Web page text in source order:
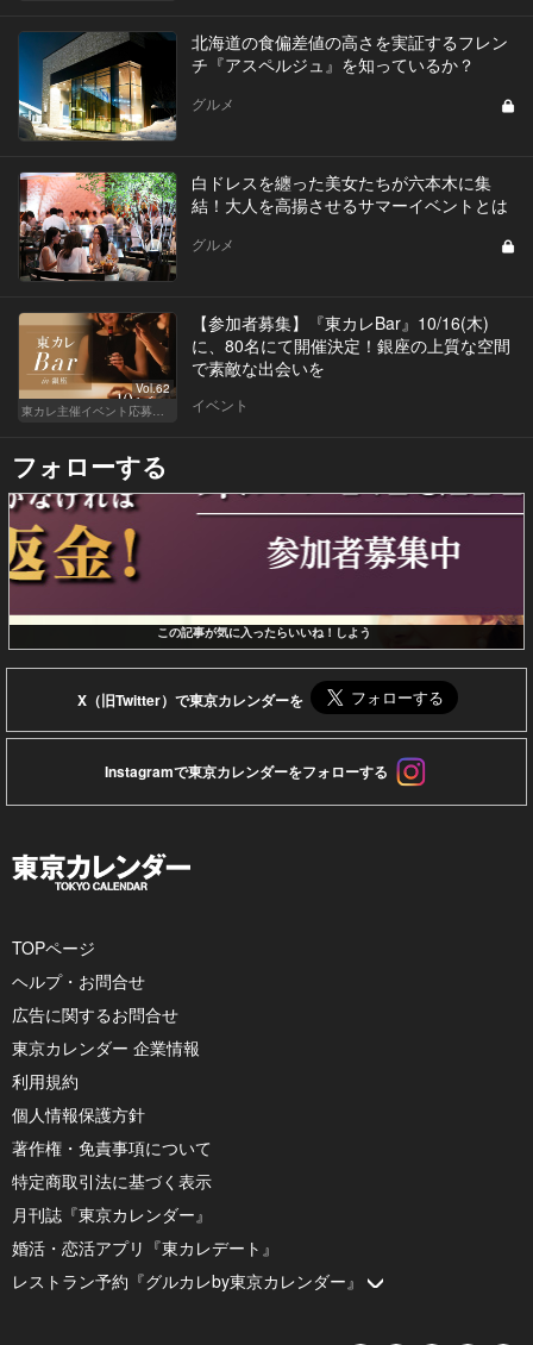
北海道の食偏差値の高さを実証するフレン
チ『アスペルジュ』を知っているか？
グルメ
白ドレスを纏った美女たちが六本木に集
結！大人を高揚させるサマーイベントとは
グルメ
Vol.62
東カレ主催イベント応募詳細記事一覧
【参加者募集】『東カレBar』10/16(木)
に、80名にて開催決定！銀座の上質な空間
で素敵な出会いを
イベント
フォローする
この記事が気に入ったらいいね！しよう
X（旧Twitter）で東京カレンダーを
Instagramで東京カレンダーをフォローする
TOPページ
ヘルプ・お問合せ
広告に関するお問合せ
東京カレンダー 企業情報
利用規約
個人情報保護方針
著作権・免責事項について
特定商取引法に基づく表示
月刊誌『東京カレンダー』
婚活・恋活アプリ『東カレデート』
レストラン予約『グルカレby東京カレンダー』